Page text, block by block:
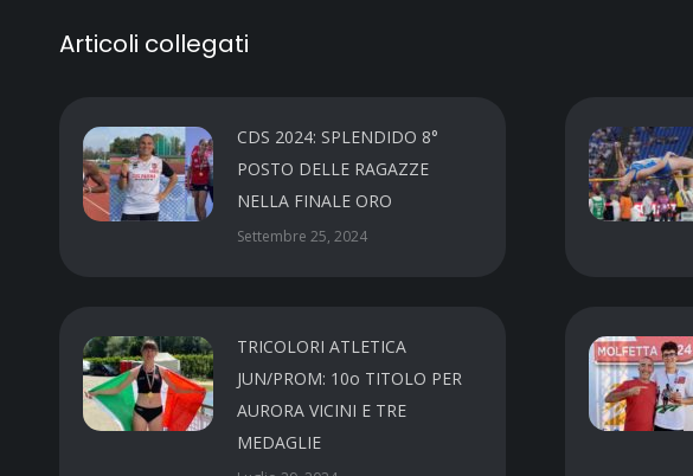
Articoli collegati
CDS 2024: SPLENDIDO 8°
POSTO DELLE RAGAZZE
NELLA FINALE ORO
Settembre 25, 2024
TRICOLORI ATLETICA
JUN/PROM: 10o TITOLO PER
AURORA VICINI E TRE
MEDAGLIE